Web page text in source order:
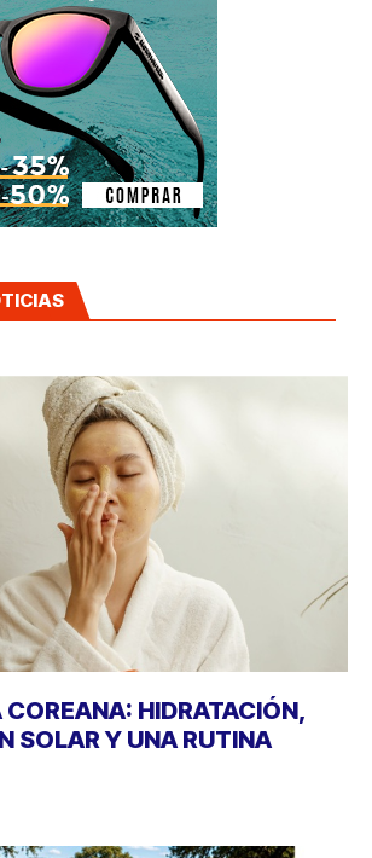
HIDRATACIÓN,
SOLAR Y UNA RUTINA